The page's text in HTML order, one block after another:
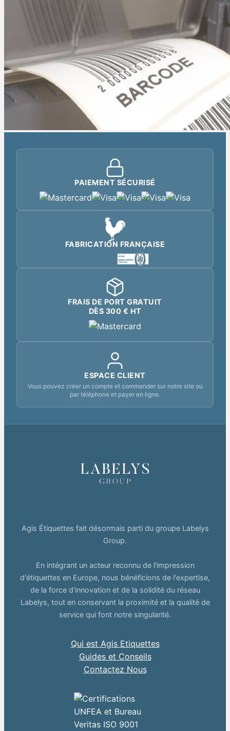
PAIEMENT SÉCURISÉ
FABRICATION FRANÇAISE
FRAIS DE PORT GRATUIT
DÈS 300 € HT
ESPACE CLIENT
Vous pouvez créer un compte et commander sur notre site ou
par téléphone et payer en ligne.
Agis Étiquettes fait désormais parti du groupe Labelys
Group.
En intégrant un acteur reconnu de l'impression
d'étiquettes en Europe, nous bénéficions de l'expertise,
de la force d'innovation et de la solidité du réseau
Labelys, tout en conservant la proximité et la qualité de
service qui font notre singularité.
Qui est Agis Etiquettes
Guides et Conseils
Contactez Nous